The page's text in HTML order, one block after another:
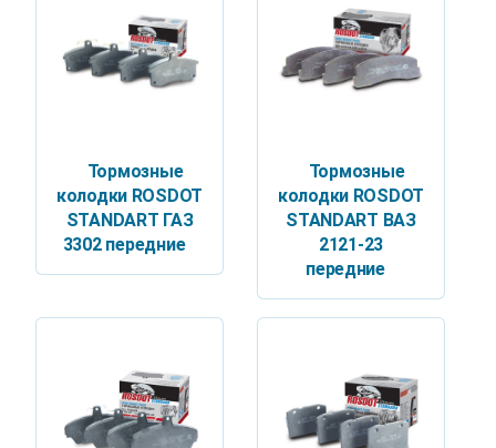
Тормозные
колодки ROSDOT
STANDART ГАЗ
3302 передние
Тормозные
колодки ROSDOT
STANDART ВАЗ
2121-23
передние